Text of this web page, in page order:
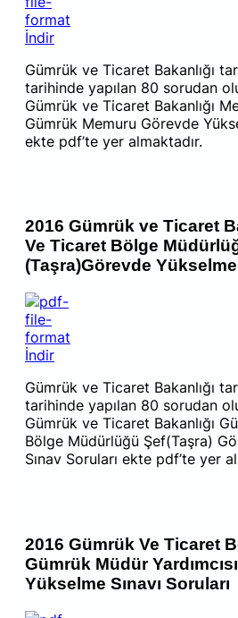
İndir
Gümrük ve Ticaret Bakanlığı
tarihinde yapılan 80 sorudan
Gümrük ve Ticaret Bakanlığı
Gümrük Memuru Görevde
ekte pdf’te yer almaktadır.
2016 Gümrük ve Ticaret
Ve Ticaret Bölge
(Taşra)Görevde Yükselme
İndir
Gümrük ve Ticaret Bakanlığı
tarihinde yapılan 80 sorudan
Gümrük ve Ticaret Bakanlığı
Bölge Müdürlüğü Şef(Taşra)
Sınav Soruları ekte pdf’te yer
2016 Gümrük Ve Ticaret
Gümrük Müdür
Yükselme Sınavı Soruları